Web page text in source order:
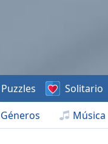
Géneros Música
Puzzles Solitario